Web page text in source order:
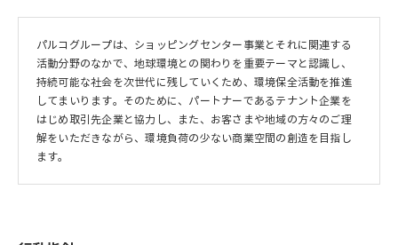
パルコグループは、ショッピングセンター事業とそれに関連する
活動分野のなかで、地球環境との関わりを重要テーマと認識し、
持続可能な社会を次世代に残していくため、環境保全活動を推進
してまいります。そのために、パートナーであるテナント企業を
はじめ取引先企業と協力し、また、お客さまや地域の方々のご理
解をいただきながら、環境負荷の少ない商業空間の創造を目指し
ます。